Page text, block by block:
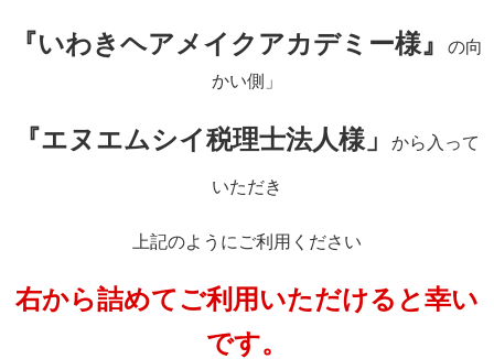
『いわきヘアメイクアカデミー様』
の向
かい側」
『エヌエムシイ税理士法人様」 から入って
いただき
上記のようにご利用ください
右から詰めてご利用いただけると幸い
です。